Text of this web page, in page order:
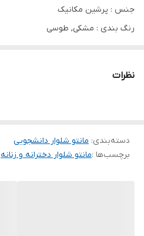
جنس : پرشین مکانیک
رنگ بندی : مشکی, طوسی
❤️‍🔥قدشلوار حدود ۹۰ سانت
❤️‍🔥دور ران حدود ۶۰ سانت
نظرات
دسته‌بندی: مانتو شلوار دانشجویی
برچسب‌ها :مانتو شلوار دخترانه و زنانه